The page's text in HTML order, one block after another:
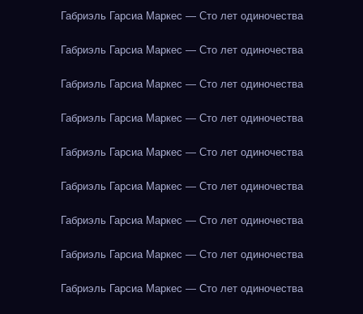
Габриэль Гарсиа Маркес — Сто лет одиночества
Габриэль Гарсиа Маркес — Сто лет одиночества
Габриэль Гарсиа Маркес — Сто лет одиночества
Габриэль Гарсиа Маркес — Сто лет одиночества
Габриэль Гарсиа Маркес — Сто лет одиночества
Габриэль Гарсиа Маркес — Сто лет одиночества
Габриэль Гарсиа Маркес — Сто лет одиночества
Габриэль Гарсиа Маркес — Сто лет одиночества
Габриэль Гарсиа Маркес — Сто лет одиночества